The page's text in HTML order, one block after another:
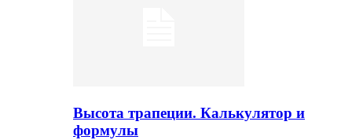
Высота трапеции. Калькулятор и
формулы